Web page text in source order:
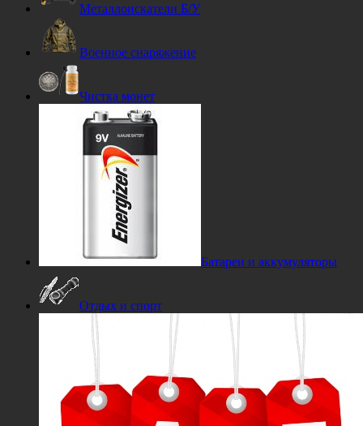
Металлоискатели Б/У
Военное снаряжение
Чистка монет
Батареи и аккумуляторы
Отдых и спорт